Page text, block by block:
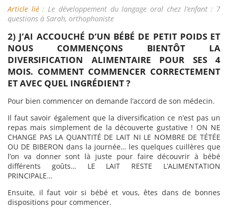
Article lié : Le développement du langage oral chez l’enfant : 7
questions à Sarah, orthophoniste
2) J’AI ACCOUCHÉ D’UN BÉBÉ DE PETIT POIDS ET
NOUS COMMENÇONS BIENTÔT LA
DIVERSIFICATION ALIMENTAIRE POUR SES 4
MOIS. COMMENT COMMENCER CORRECTEMENT
ET AVEC QUEL INGRÉDIENT ?
Pour bien commencer on demande l’accord de son médecin.
Il faut savoir également que la diversification ce n’est pas un
repas mais simplement de la découverte gustative ! ON NE
CHANGE PAS LA QUANTITÉ DE LAIT NI LE NOMBRE DE TÉTÉE
OU DE BIBERON dans la journée… les quelques cuillères que
l’on va donner sont là juste pour faire découvrir à bébé
différents goûts… LE LAIT RESTE L’ALIMENTATION
PRINCIPALE…
Ensuite, il faut voir si bébé et vous, êtes dans de bonnes
dispositions pour commencer.